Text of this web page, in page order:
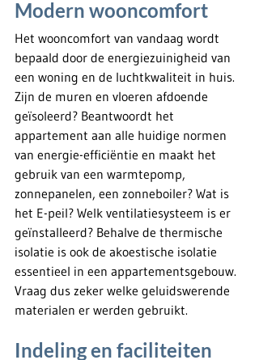
Modern wooncomfort
Het wooncomfort van vandaag wordt
bepaald door de energiezuinigheid van
een woning en de luchtkwaliteit in huis.
Zijn de muren en vloeren afdoende
geïsoleerd? Beantwoordt het
appartement aan alle huidige normen
van energie-efficiëntie en maakt het
gebruik van een warmtepomp,
zonnepanelen, een zonneboiler? Wat is
het E-peil? Welk ventilatiesysteem is er
geïnstalleerd? Behalve de thermische
isolatie is ook de akoestische isolatie
essentieel in een appartementsgebouw.
Vraag dus zeker welke geluidswerende
materialen er werden gebruikt.
Indeling en faciliteiten